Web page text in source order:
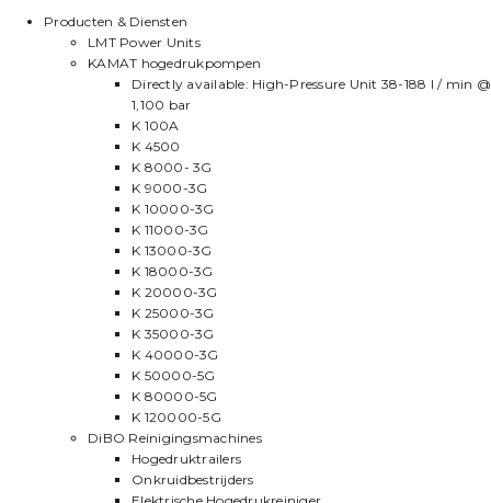
Producten & Diensten
LMT Power Units
KAMAT hogedrukpompen
Directly available: High-Pressure Unit 38-188 l / min @
1,100 bar
K 100A
K 4500
K 8000- 3G
K 9000-3G
K 10000-3G
K 11000-3G
K 13000-3G
K 18000-3G
K 20000-3G
K 25000-3G
K 35000-3G
K 40000-3G
K 50000-5G
K 80000-5G
K 120000-5G
DiBO Reinigingsmachines
Hogedruktrailers
Onkruidbestrijders